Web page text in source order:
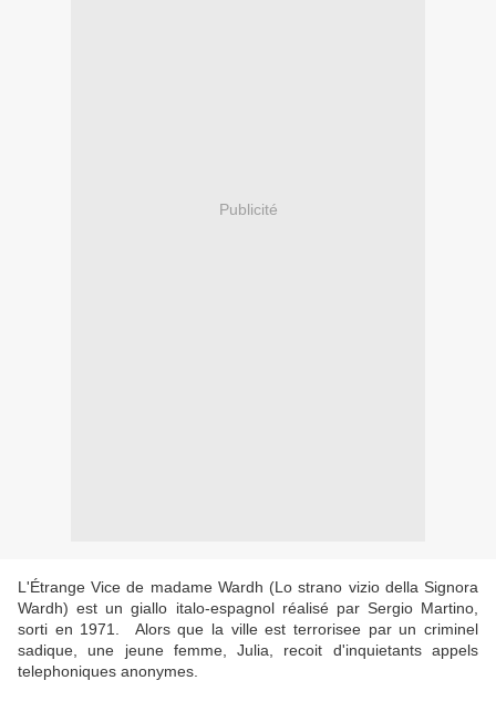
Publicité
L'Étrange Vice de madame Wardh (Lo strano vizio della Signora
Wardh) est un giallo italo-espagnol réalisé par Sergio Martino,
sorti en 1971. Alors que la ville est terrorisee par un criminel
sadique, une jeune femme, Julia, recoit d'inquietants appels
telephoniques anonymes.